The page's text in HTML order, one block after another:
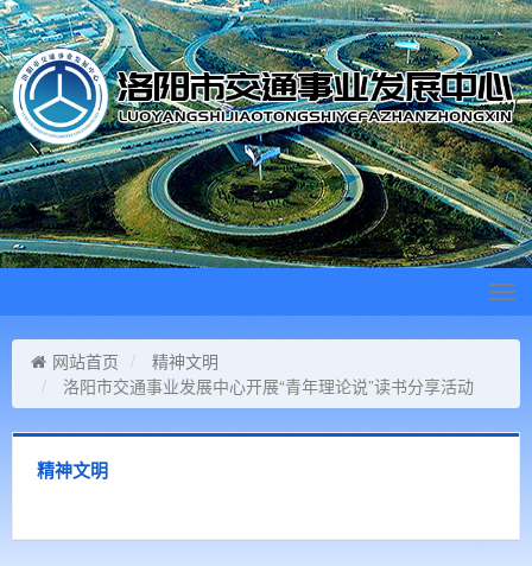
网站首页
精神文明
洛阳市交通事业发展中心开展“青年理论说”读书分享活动
精神文明